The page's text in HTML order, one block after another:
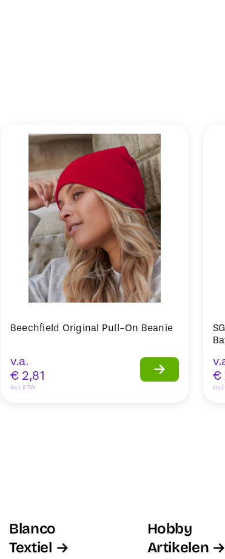
Beechfield Original Pull-On Beanie
v.a.
€ 2,81
Incl. BTW
€
Incl.
Blanco
Textiel
Hobby
Artikelen